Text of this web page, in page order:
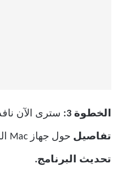
الخطوة 3: سترى الآن
تفاصيل حول جهاز Mac الخاص بك. انقر فوق
تحديث البرنامج.